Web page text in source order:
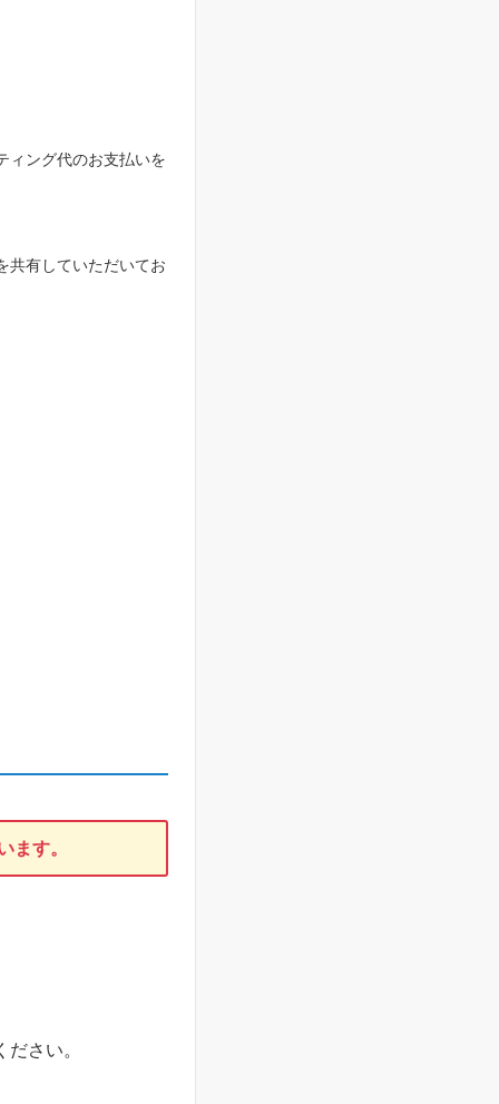
ィング代のお支払いを
共有していただいてお
す。
さい。